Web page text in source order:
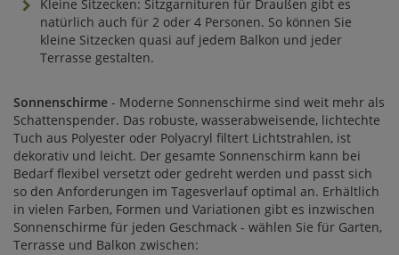
Kleine Sitzecken: Sitzgarnituren für Draußen gibt es
natürlich auch für 2 oder 4 Personen. So können Sie
kleine Sitzecken quasi auf jedem Balkon und jeder
Terrasse gestalten.
Sonnenschirme - Moderne Sonnenschirme sind weit mehr als
Schattenspender. Das robuste, wasserabweisende, lichtechte
Tuch aus Polyester oder Polyacryl filtert Lichtstrahlen, ist
dekorativ und leicht. Der gesamte Sonnenschirm kann bei
Bedarf flexibel versetzt oder gedreht werden und passt sich
so den Anforderungen im Tagesverlauf optimal an. Erhältlich
in vielen Farben, Formen und Variationen gibt es inzwischen
Sonnenschirme für jeden Geschmack - wählen Sie für Garten,
Terrasse und Balkon zwischen: